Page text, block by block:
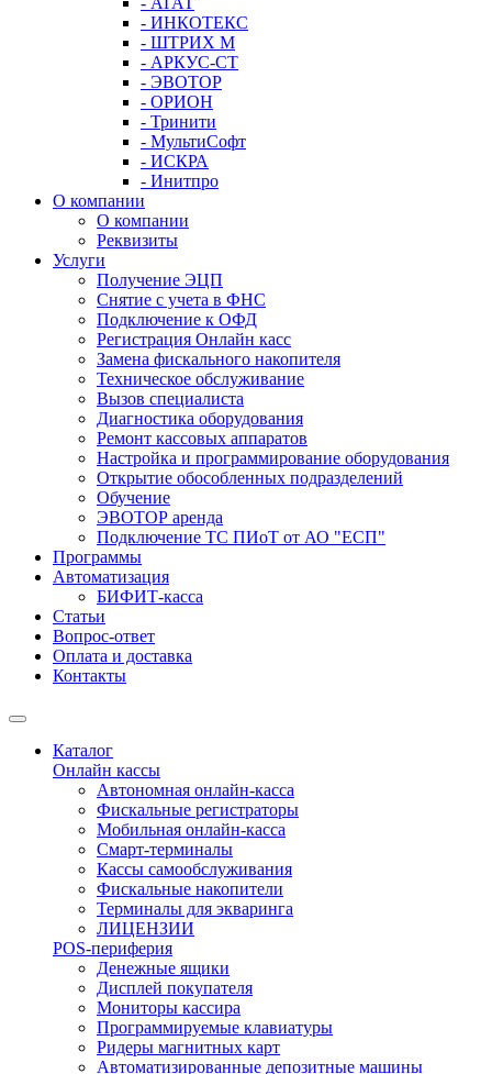
- ИНКОТЕКС
- ШТРИХ М
- АРКУС-СТ
- ЭВОТОР
- ОРИОН
- Тринити
- МультиСофт
- ИСКРА
- Инитпро
О компании
О компании
Реквизиты
Услуги
Получение ЭЦП
Снятие с учета в ФНС
Подключение к ОФД
Регистрация Онлайн касс
Замена фискального накопителя
Техническое обслуживание
Вызов специалиста
Диагностика оборудования
Ремонт кассовых аппаратов
Настройка и программирование оборудования
Открытие обособленных подразделений
Обучение
ЭВОТОР аренда
Подключение ТС ПИоТ от АО "ЕСП"
Программы
Автоматизация
БИФИТ-касса
Статьи
Вопрос-ответ
Оплата и доставка
Контакты
Каталог
Онлайн кассы
Автономная онлайн-касса
Фискальные регистраторы
Мобильная онлайн-касса
Смарт-терминалы
Кассы самообслуживания
Фискальные накопители
Терминалы для экваринга
ЛИЦЕНЗИИ
POS-периферия
Денежные ящики
Дисплей покупателя
Мониторы кассира
Программируемые клавиатуры
Ридеры магнитных карт
Автоматизированные депозитные машины